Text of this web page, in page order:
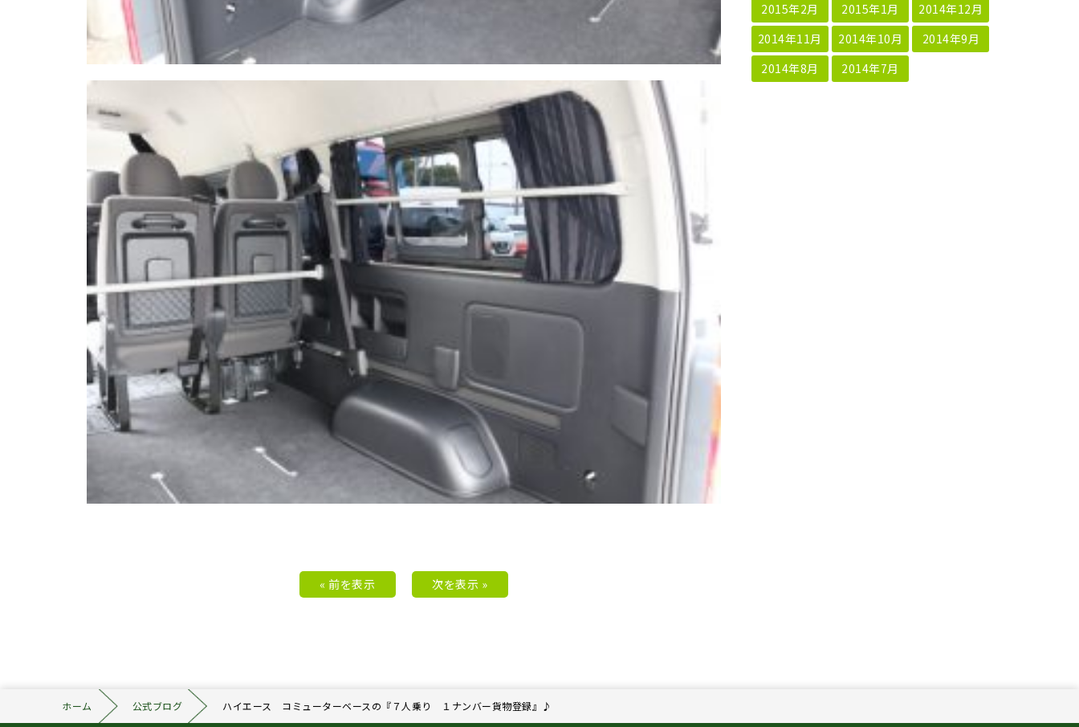
« 前を表示 次を表示 »
2015年2月
2015年1月
2014年12月
2014年11月
2014年10月
2014年9月
2014年8月
2014年7月
ホーム 公式ブログ ハイエース コミューターベースの『７人乗り １ナンバー貨物登録』♪